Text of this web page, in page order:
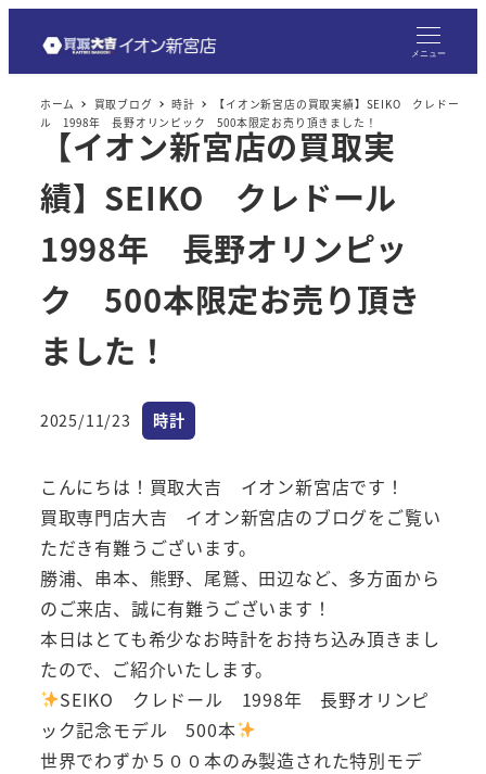
メニュー
ホーム 買取ブログ 時計
【イオン新宮店の買取実績】SEIKO クレドー
ル 1998年 長野オリンピック 500本限定お売り頂きました！
【イオン新宮店の買取実
績】SEIKO クレドール
1998年 長野オリンピッ
ク 500本限定お売り頂き
ました！
投稿日
2025/11/23 カテゴリー
時計
こんにちは！買取大吉 イオン新宮店です！
買取専門店大吉 イオン新宮店のブログをご覧い
ただき有難うございます。
勝浦、串本、熊野、尾鷲、田辺など、多方面から
のご来店、誠に有難うございます！
本日はとても希少なお時計をお持ち込み頂きまし
たので、ご紹介いたします。
SEIKO クレドール 1998年 長野オリンピ
ック記念モデル 500本
世界でわずか５００本のみ製造された特別モデ